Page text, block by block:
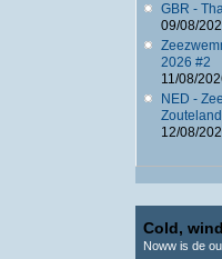
GBR -
09/08/
2026 #2
11/08/
NED -
12/08/
Cold,
Noww is de